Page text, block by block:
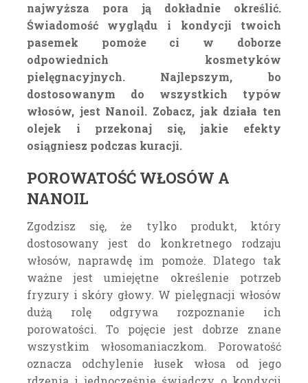
najwyższa pora ją dokładnie określić.
Świadomość wyglądu i kondycji twoich
pasemek pomoże ci w doborze
odpowiednich kosmetyków
pielęgnacyjnych. Najlepszym, bo
dostosowanym do wszystkich typów
włosów, jest Nanoil. Zobacz, jak działa ten
olejek i przekonaj się, jakie efekty
osiągniesz podczas kuracji.
POROWATOŚĆ WŁOSÓW A
NANOIL
Zgodzisz się, że tylko produkt, który
dostosowany jest do konkretnego rodzaju
włosów, naprawdę im pomoże. Dlatego tak
ważne jest umiejętne określenie potrzeb
fryzury i skóry głowy. W pielęgnacji włosów
dużą rolę odgrywa rozpoznanie ich
porowatości. To pojęcie jest dobrze znane
wszystkim włosomaniaczkom. Porowatość
oznacza odchylenie łusek włosa od jego